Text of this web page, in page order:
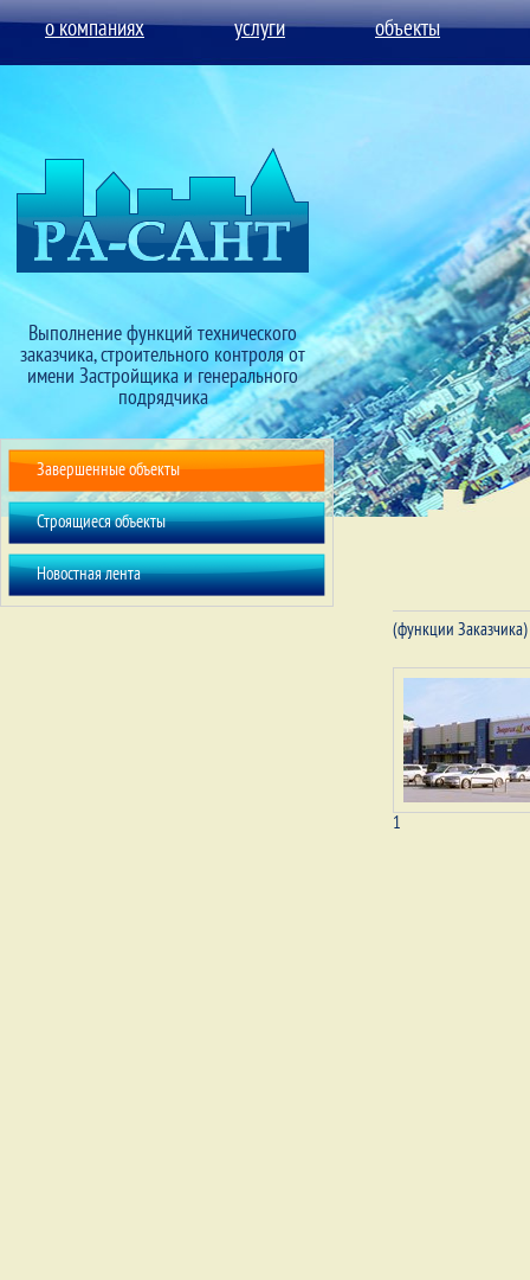
о компаниях услуги объекты
Выполнение функций технического
заказчика, строительного контроля от
имени Застройщика и генерального
подрядчика
Завершенные объекты
Строящиеся объекты
Новостная лента
(функции Заказчика)
1